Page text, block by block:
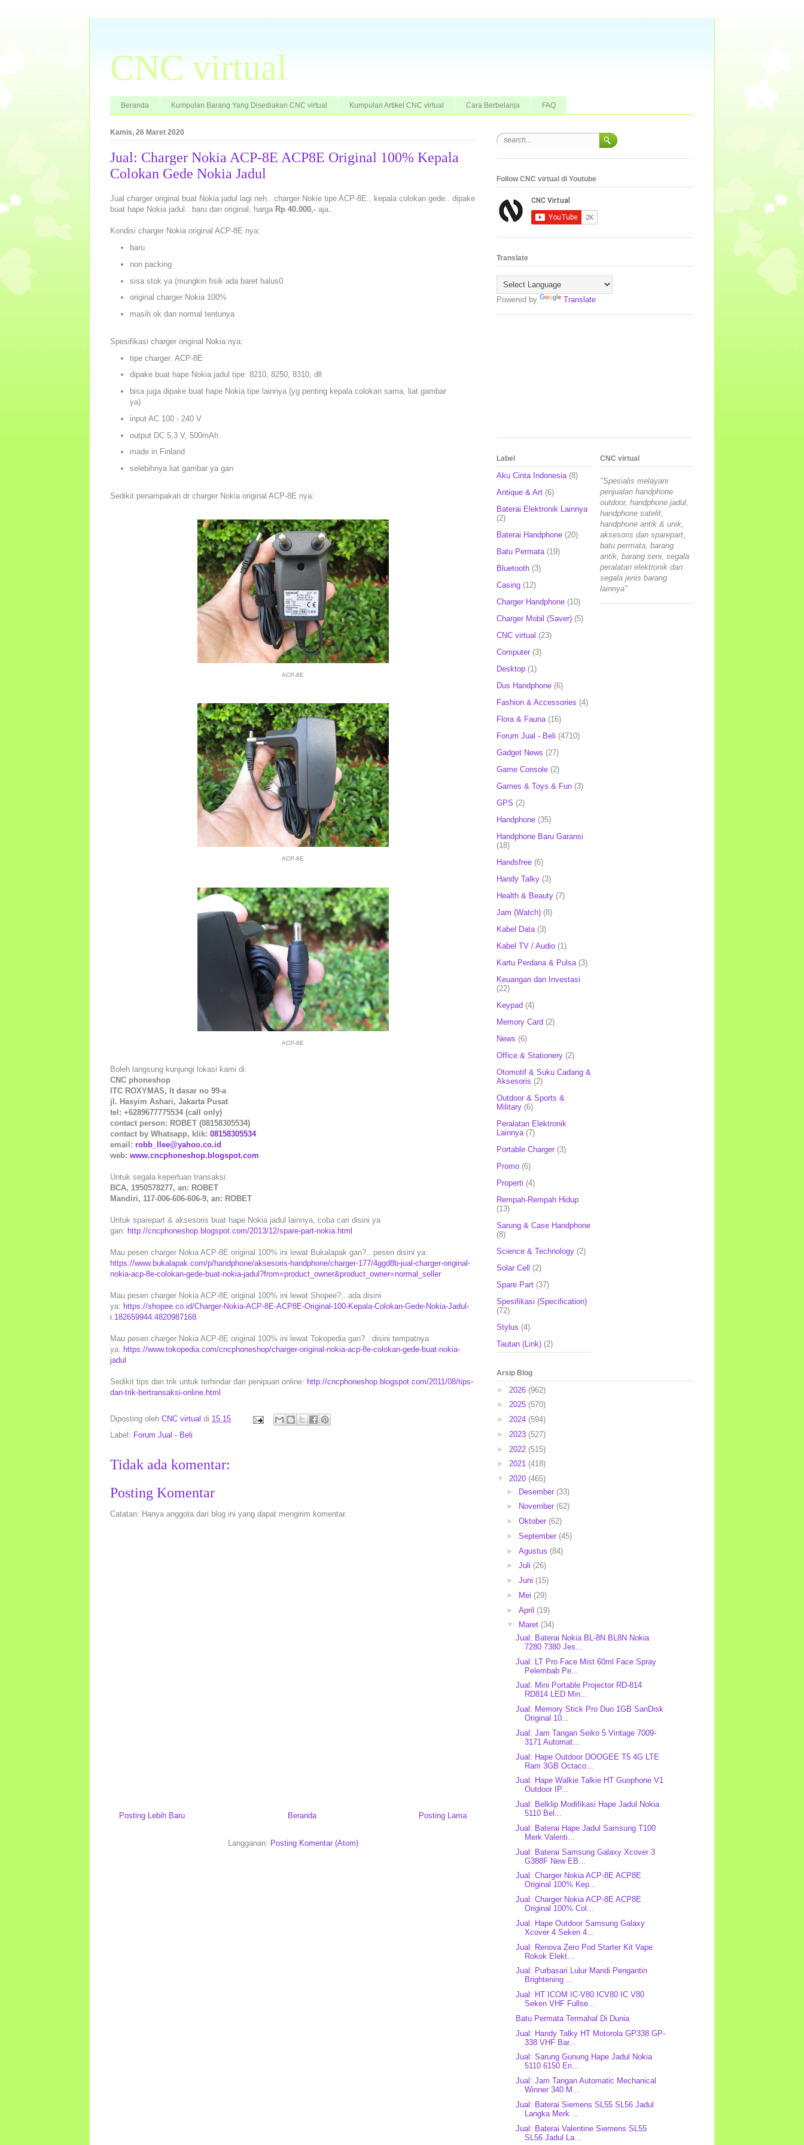
CNC virtual
Beranda Kumpulan Barang Yang Disediakan CNC virtual Kumpulan Artikel CNC virtual Cara Berbelanja FAQ
Kamis, 26 Maret 2020
Jual: Charger Nokia ACP-8E ACP8E Original 100% Kepala
Colokan Gede Nokia Jadul
Jual charger original buat Nokia jadul lagi neh.. charger Nokie tipe ACP-8E.. kepala colokan gede.. dipake
buat hape Nokia jadul.. baru dan original, harga Rp 40.000,- aja..
Kondisi charger Nokia original ACP-8E nya:
baru
non packing
sisa stok ya (mungkin fisik ada baret halus0
original charger Nokia 100%
masih ok dan normal tentunya
Spesifikasi charger original Nokia nya:
tipe charger: ACP-8E
dipake buat hape Nokia jadul tipe: 8210, 8250, 8310, dll
bisa juga dipake buat hape Nokia tipe lainnya (yg penting kepala colokan sama, liat gambar
ya)
input AC 100 - 240 V
output DC 5,3 V, 500mAh
made in Finland
selebihnya liat gambar ya gan
Sedikit penampakan dr charger Nokia original ACP-8E nya:
ACP-8E
ACP-8E
ACP-8E
Boleh langsung kunjungi lokasi kami di:
CNC phoneshop
ITC ROXYMAS, lt dasar no 99-a
jl. Hasyim Ashari, Jakarta Pusat
tel: +6289677775534 (call only)
contact person: ROBET (08158305534)
contact by Whatsapp, klik: 08158305534
email: robb_llee@yahoo.co.id
web: www.cncphoneshop.blogspot.com
Untuk segala keperluan transaksi:
BCA, 1950578277, an: ROBET
Mandiri, 117-006-606-606-9, an: ROBET
Untuk sparepart & aksesoris buat hape Nokia jadul lainnya, coba cari disini ya
gan: http://cncphoneshop.blogspot.com/2013/12/spare-part-nokia.html
Mau pesen charger Nokia ACP-8E original 100% ini lewat Bukalapak gan?.. pesen disini ya:
https://www.bukalapak.com/p/handphone/aksesoris-handphone/charger-177/4ggd8b-jual-charger-original-
nokia-acp-8e-colokan-gede-buat-nokia-jadul?from=product_owner&product_owner=normal_seller
Mau pesen charger Nokia ACP-8E original 100% ini lewat Shopee?.. ada disini
ya: https://shopee.co.id/Charger-Nokia-ACP-8E-ACP8E-Original-100-Kepala-Colokan-Gede-Nokia-Jadul-
i.182659944.4820987168
Mau pesen charger Nokia ACP-8E original 100% ini lewat Tokopedia gan?.. disini tempatnya
ya: https://www.tokopedia.com/cncphoneshop/charger-original-nokia-acp-8e-colokan-gede-buat-nokia-
jadul
Sedikit tips dan trik untuk terhindar dari penipuan online: http://cncphoneshop.blogspot.com/2011/08/tips-
dan-trik-bertransaksi-online.html
Diposting oleh CNC virtual di 15.15
Label: Forum Jual - Beli
Tidak ada komentar:
Posting Komentar
Catatan: Hanya anggota dari blog ini yang dapat mengirim komentar.
Posting Lebih Baru Posting Lama
Beranda
Langganan: Posting Komentar (Atom)
Follow CNC virtual di Youtube
Translate
Powered by Translate
Label
Aku Cinta Indonesia (8)
Antique & Art (6)
Baterai Elektronik Lainnya
(2)
Baterai Handphone (20)
Batu Permata (19)
Bluetooth (3)
Casing (12)
Charger Handphone (10)
Charger Mobil (Saver) (5)
CNC virtual (23)
Computer (3)
Desktop (1)
Dus Handphone (6)
Fashion & Accessories (4)
Flora & Fauna (16)
Forum Jual - Beli (4710)
Gadget News (27)
Game Console (2)
Games & Toys & Fun (3)
GPS (2)
Handphone (35)
Handphone Baru Garansi
(18)
Handsfree (6)
Handy Talky (3)
Health & Beauty (7)
Jam (Watch) (8)
Kabel Data (3)
Kabel TV / Audio (1)
Kartu Perdana & Pulsa (3)
Keuangan dan Investasi
(22)
Keypad (4)
Memory Card (2)
News (6)
Office & Stationery (2)
Otomotif & Suku Cadang &
Aksesoris (2)
Outdoor & Sports &
Military (6)
Peralatan Elektronik
Lainnya (7)
Portable Charger (3)
Promo (6)
Properti (4)
Rempah-Rempah Hidup
(13)
Sarung & Case Handphone
(8)
Science & Technology (2)
Solar Cell (2)
Spare Part (37)
Spesifikasi (Specification)
(72)
Stylus (4)
Tautan (Link) (2)
CNC virtual
"Spesialis melayani
penjualan handphone
outdoor, handphone jadul,
handphone satelit,
handphone antik & unik,
aksesoris dan sparepart,
batu permata, barang
antik, barang seni, segala
peralatan elektronik dan
segala jenis barang
lainnya"
Arsip Blog
► 2026 (962)
► 2025 (570)
► 2024 (594)
► 2023 (527)
► 2022 (515)
► 2021 (418)
▼ 2020 (465)
► Desember (33)
►
November (62)
► Oktober (62)
► September (45)
► Agustus (84)
► Juli (26)
► Juni (15)
►
Mei (29)
► April (19)
▼
Maret (34)
Jual: Baterai Nokia BL-8N BL8N Nokia
7280 7380 Jes...
Jual: LT Pro Face Mist 60ml Face Spray
Pelembab Pe...
Jual: Mini Portable Projector RD-814
RD814 LED Min...
Jual: Memory Stick Pro Duo 1GB SanDisk
Original 10...
Jual: Jam Tangan Seiko 5 Vintage 7009-
3171 Automat...
Jual: Hape Outdoor DOOGEE T5 4G LTE
Ram 3GB Octaco...
Jual: Hape Walkie Talkie HT Guophone V1
Outdoor IP...
Jual: Belklip Modifikasi Hape Jadul Nokia
5110 Bel...
Jual: Baterai Hape Jadul Samsung T100
Merk Valenti...
Jual: Baterai Samsung Galaxy Xcover 3
G388F New EB...
Jual: Charger Nokia ACP-8E ACP8E
Original 100% Kep...
Jual: Charger Nokia ACP-8E ACP8E
Original 100% Col...
Jual: Hape Outdoor Samsung Galaxy
Xcover 4 Seken 4...
Jual: Renova Zero Pod Starter Kit Vape
Rokok Elekt...
Jual: Purbasari Lulur Mandi Pengantin
Brightening ...
Jual: HT ICOM IC-V80 ICV80 IC V80
Seken VHF Fullse...
Batu Permata Termahal Di Dunia
Jual: Handy Talky HT Motorola GP338 GP-
338 VHF Bar...
Jual: Sarung Gunung Hape Jadul Nokia
5110 6150 Eri...
Jual: Jam Tangan Automatic Mechanical
Winner 340 M...
Jual: Baterai Siemens SL55 SL56 Jadul
Langka Merk ...
Jual: Baterai Valentine Siemens SL55
SL56 Jadul La...